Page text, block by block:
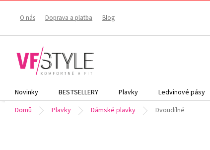
O nás Doprava a platba Blog
Novinky BESTSELLERY Plavky Ledvinové pásy
Domů
Plavky Dámské plavky Dvoudílné